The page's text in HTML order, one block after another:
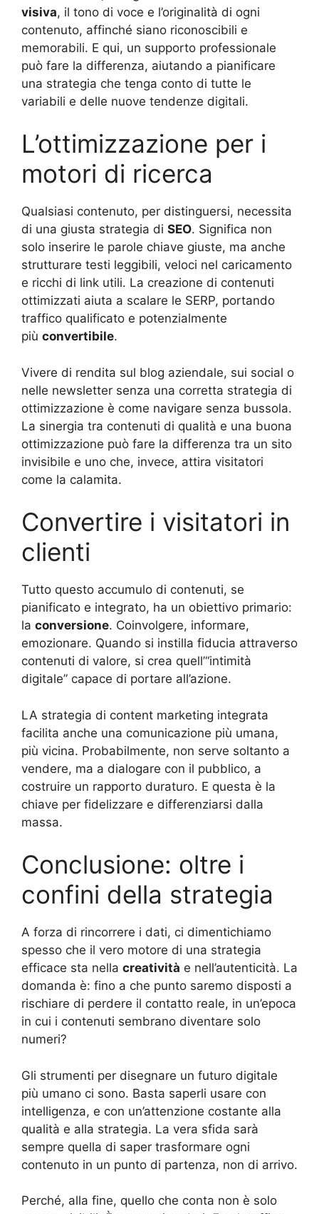
visiva, il tono di voce e l’originalità di ogni
contenuto, affinché siano riconoscibili e
memorabili. E qui, un supporto professionale
può fare la differenza, aiutando a pianificare
una strategia che tenga conto di tutte le
variabili e delle nuove tendenze digitali.
L’ottimizzazione per i
motori di ricerca
Qualsiasi contenuto, per distinguersi, necessita
di una giusta strategia di SEO. Significa non
solo inserire le parole chiave giuste, ma anche
strutturare testi leggibili, veloci nel caricamento
e ricchi di link utili. La creazione di contenuti
ottimizzati aiuta a scalare le SERP, portando
traffico qualificato e potenzialmente
più convertibile.
Vivere di rendita sul blog aziendale, sui social o
nelle newsletter senza una corretta strategia di
ottimizzazione è come navigare senza bussola.
La sinergia tra contenuti di qualità e una buona
ottimizzazione può fare la differenza tra un sito
invisibile e uno che, invece, attira visitatori
come la calamita.
Convertire i visitatori in
clienti
Tutto questo accumulo di contenuti, se
pianificato e integrato, ha un obiettivo primario:
la conversione. Coinvolgere, informare,
emozionare. Quando si instilla fiducia attraverso
contenuti di valore, si crea quell’“intimità
digitale” capace di portare all’azione.
LA strategia di content marketing integrata
facilita anche una comunicazione più umana,
più vicina. Probabilmente, non serve soltanto a
vendere, ma a dialogare con il pubblico, a
costruire un rapporto duraturo. E questa è la
chiave per fidelizzare e differenziarsi dalla
massa.
Conclusione: oltre i
confini della strategia
A forza di rincorrere i dati, ci dimentichiamo
spesso che il vero motore di una strategia
efficace sta nella creatività e nell’autenticità. La
domanda è: fino a che punto saremo disposti a
rischiare di perdere il contatto reale, in un’epoca
in cui i contenuti sembrano diventare solo
numeri?
Gli strumenti per disegnare un futuro digitale
più umano ci sono. Basta saperli usare con
intelligenza, e con un’attenzione costante alla
qualità e alla strategia. La vera sfida sarà
sempre quella di saper trasformare ogni
contenuto in un punto di partenza, non di arrivo.
Perché, alla fine, quello che conta non è solo